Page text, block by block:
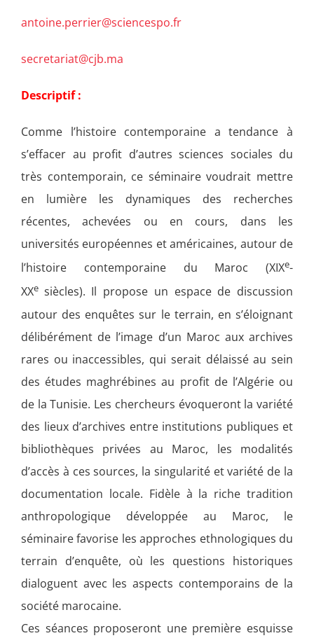
antoine.perrier@sciencespo.fr
secretariat@cjb.ma
Descriptif :
Comme l’histoire contemporaine a tendance à
s’effacer au profit d’autres sciences sociales du
très contemporain, ce séminaire voudrait mettre
en lumière les dynamiques des recherches
récentes, achevées ou en cours, dans les
universités européennes et américaines, autour de
l’histoire contemporaine du Maroc (XIXe-
XXe siècles). Il propose un espace de discussion
autour des enquêtes sur le terrain, en s’éloignant
délibérément de l’image d’un Maroc aux archives
rares ou inaccessibles, qui serait délaissé au sein
des études maghrébines au profit de l’Algérie ou
de la Tunisie. Les chercheurs évoqueront la variété
des lieux d’archives entre institutions publiques et
bibliothèques privées au Maroc, les modalités
d’accès à ces sources, la singularité et variété de la
documentation locale. Fidèle à la riche tradition
anthropologique développée au Maroc, le
séminaire favorise les approches ethnologiques du
terrain d’enquête, où les questions historiques
dialoguent avec les aspects contemporains de la
société marocaine.
Ces séances proposeront une première esquisse